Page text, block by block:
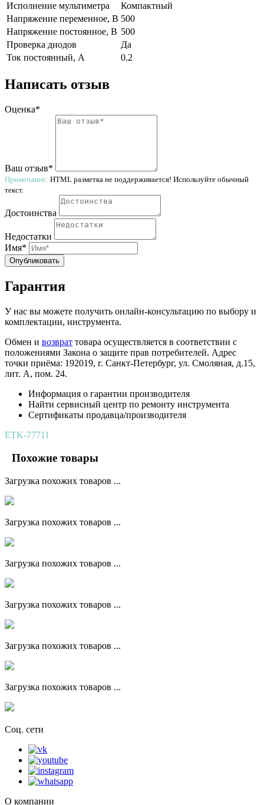
Исполнение мультиметра
Компактный
Напряжение переменное, В 500
Напряжение постоянное, В 500
Проверка диодов
Да
Ток постоянный, А
0.2
Написать отзыв
Оценка*
Ваш отзыв*
Примечание: HTML разметка не поддерживается! Используйте обычный
текст.
Достоинства
Недостатки
Имя*
Опубликовать
Гарантия
У нас вы можете получить онлайн-консультацию по выбору и
комплектации, инструмента.
Обмен и возврат товара осуществляется в соответствии с
положениями Закона о защите прав потребителей. Адрес
точки приёма: 192019, г. Санкт-Петербург, ул. Смоляная, д.15,
лит. А, пом. 24.
Информация о гарантии производителя
Найти сервисный центр по ремонту инструмента
Сертификаты продавца/производителя
ETK-77711
Похожие товары
Загрузка похожих товаров ...
Загрузка похожих товаров ...
Загрузка похожих товаров ...
Загрузка похожих товаров ...
Загрузка похожих товаров ...
Загрузка похожих товаров ...
Соц. сети
О компании